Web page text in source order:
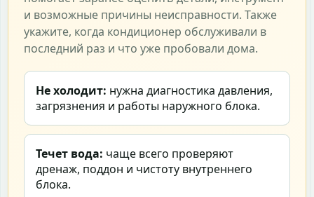
и возможные причины неисправности. Также
укажите, когда кондиционер обслуживали в
последний раз и что уже пробовали дома.
Не холодит: нужна диагностика давления,
загрязнения и работы наружного блока.
Течет вода: чаще всего проверяют
дренаж, поддон и чистоту внутреннего
блока.